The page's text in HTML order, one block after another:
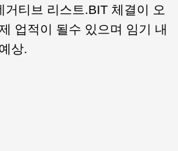
거티브 리스트.BIT 체결이 오
업적이 될수 있으며 임기 내
상.